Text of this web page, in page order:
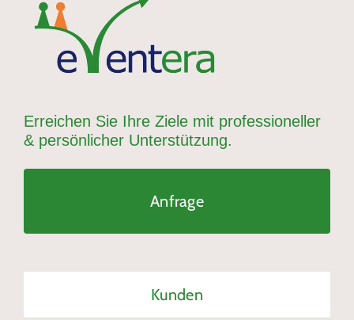
Erreichen Sie Ihre Ziele mit professioneller
& persönlicher Unterstützung.
Anfrage
Kunden